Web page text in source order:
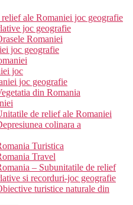
ale Romaniei joc geografie
joc geografie
Romaniei
joc geografie
joc
joc geografie
din Romania
de relief ale Romaniei
colinara a
Turistica
Travel
– Subunitatile de relief
si recorduri-joc geografie
turistice naturale din